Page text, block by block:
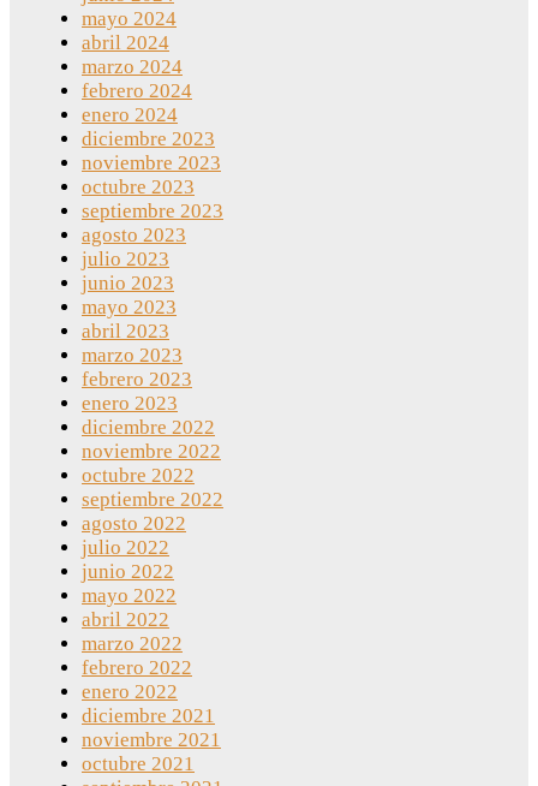
mayo 2024
abril 2024
marzo 2024
febrero 2024
enero 2024
diciembre 2023
noviembre 2023
octubre 2023
septiembre 2023
agosto 2023
julio 2023
junio 2023
mayo 2023
abril 2023
marzo 2023
febrero 2023
enero 2023
diciembre 2022
noviembre 2022
octubre 2022
septiembre 2022
agosto 2022
julio 2022
junio 2022
mayo 2022
abril 2022
marzo 2022
febrero 2022
enero 2022
diciembre 2021
noviembre 2021
octubre 2021